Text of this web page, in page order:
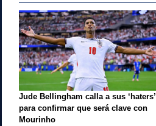
Jude Bellingham calla a sus ‘haters’
para confirmar que será clave con
Mourinho